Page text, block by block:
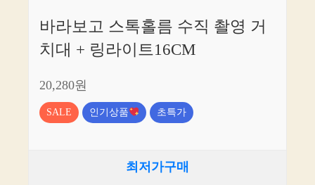
바라보고 스톡홀름 수직 촬영 거
치대 + 링라이트16CM
20,280원
SALE 인기상품 초특가
최저가구매